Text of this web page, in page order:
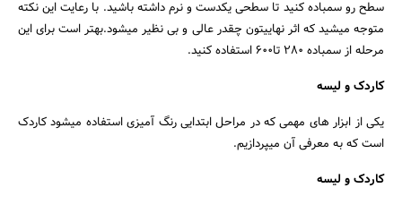
سطح رو سمباده کنید تا سطحی یکدست و نرم داشته باشید. با رعایت این نکته
متوجه میشید که اثر نهاییتون چقدر عالی و بی نظیر میشود.بهتر است برای این
مرحله از سمباده 280 تا600 استفاده کنید.
کاردک و لیسه
یکی از ابزار های مهمی که در مراحل ابتدایی رنگ آمیزی استفاده میشود کاردک
است که به معرفی آن میپردازیم.
کاردک و لیسه